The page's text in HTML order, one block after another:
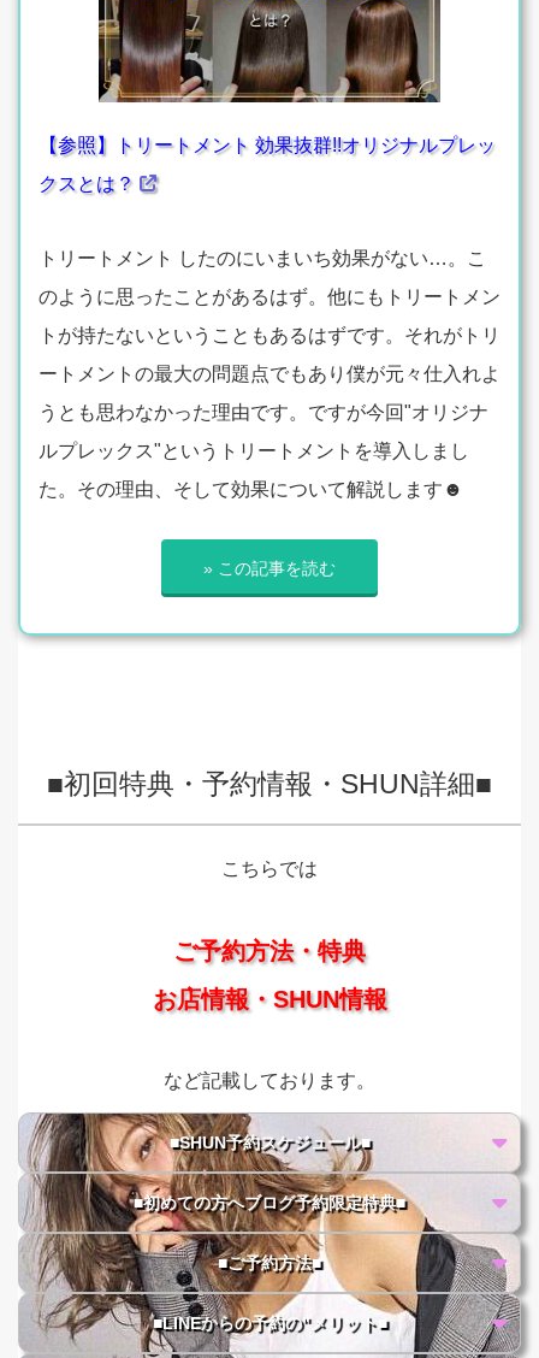
【参照】トリートメント 効果抜群!!オリジナルプレッ
クスとは？
トリートメント したのにいまいち効果がない…。こ
のように思ったことがあるはず。他にもトリートメン
トが持たないということもあるはずです。それがトリ
ートメントの最大の問題点でもあり僕が元々仕入れよ
うとも思わなかった理由です。ですが今回"オリジナ
ルプレックス"というトリートメントを導入しまし
た。その理由、そして効果について解説します☻
» この記事を読む
■初回特典・予約情報・SHUN詳細■
こちらでは
ご予約方法・特典
お店情報・SHUN情報
など記載しております。
■SHUN予約スケジュール■
■初めての方へブログ予約限定特典■
■ご予約方法■
■LINEからの予約の"メリット■